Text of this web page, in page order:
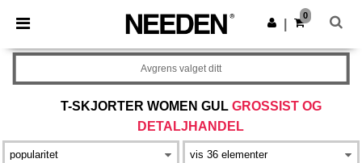
× Needen-app
Bedre priser i appen!
Last ned app
0
T-SKJORTER WOMEN GUL GROSSIST OG
DETALJHANDEL
Avgrens valget ditt